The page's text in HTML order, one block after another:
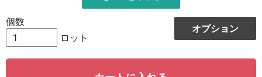
12324
13216
15 942 14130
オプション
個数
ロット